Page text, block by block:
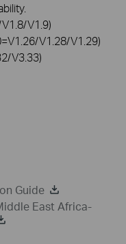
V1.9)
V1.28/V1.29)
V3.33)
Guide
East Africa-